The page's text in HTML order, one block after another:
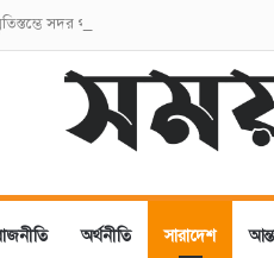
সদর থানা বিএনপির পুষ্পস্তবক অর্পণ
অর্থনীতি সারাদেশ